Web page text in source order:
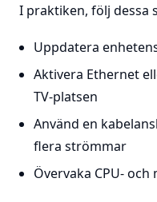
I praktiken, följ dessa
Uppdatera
Aktivera Ethernet
TV-platsen
Använd en
flera strömmar
Övervaka CPU-